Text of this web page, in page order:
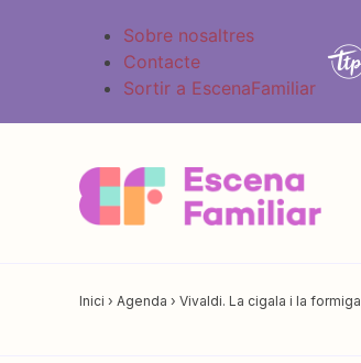
Sobre nosaltres
Contacte
Sortir a EscenaFamiliar
Inici › Agenda › Vivaldi. La cigala i la formiga